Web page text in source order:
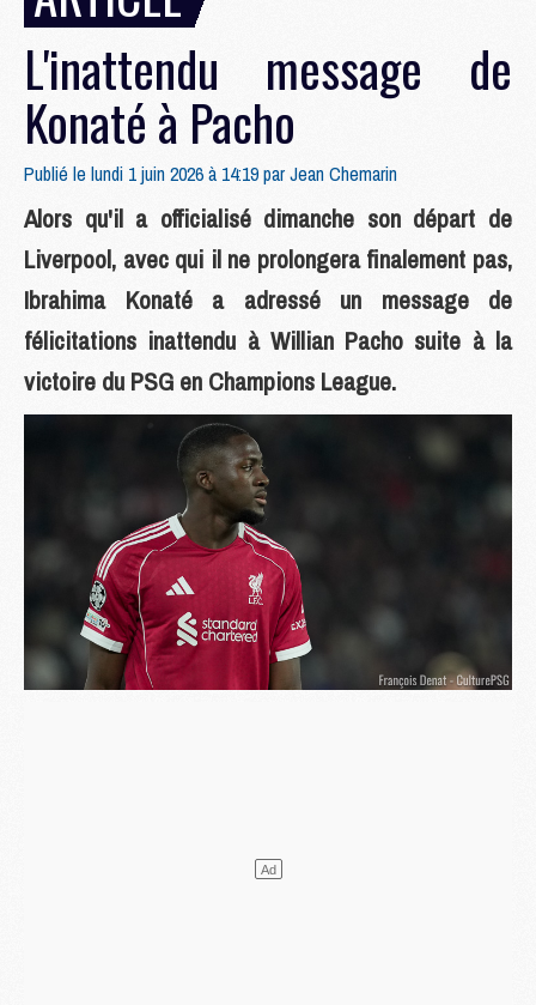
L'inattendu message de
Konaté à Pacho
Publié le lundi 1 juin 2026 à 14:19 parJean Chemarin
Alors qu'il a officialisé dimanche son départ de
Liverpool, avec qui il ne prolongera finalement pas,
Ibrahima Konaté a adressé un message de
félicitations inattendu à Willian Pacho suite à la
victoire du PSG en Champions League.